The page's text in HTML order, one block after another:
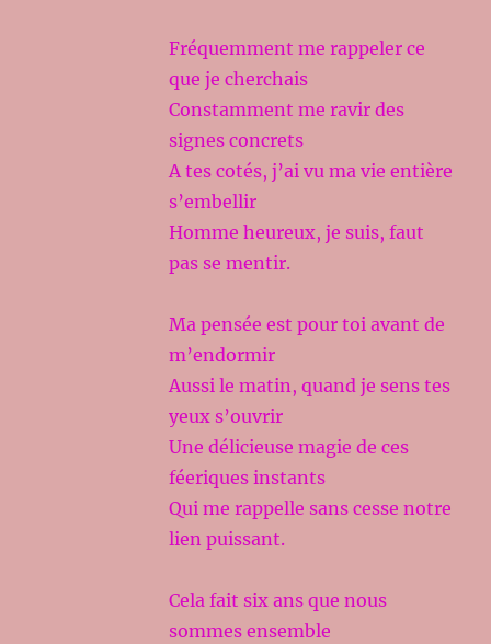
Fréquemment me rappeler ce
que je cherchais
Constamment me ravir des
signes concrets
A tes cotés, j’ai vu ma vie entière
s’embellir
Homme heureux, je suis, faut
pas se mentir.
Ma pensée est pour toi avant de
m’endormir
Aussi le matin, quand je sens tes
yeux s’ouvrir
Une délicieuse magie de ces
féeriques instants
Qui me rappelle sans cesse notre
lien puissant.
Cela fait six ans que nous
sommes ensemble